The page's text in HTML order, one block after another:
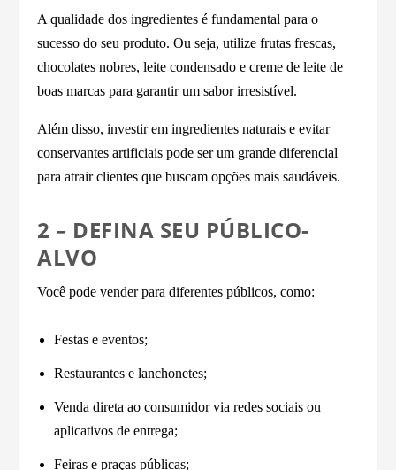
A qualidade dos ingredientes é fundamental para o
sucesso do seu produto. Ou seja, utilize frutas frescas,
chocolates nobres, leite condensado e creme de leite de
boas marcas para garantir um sabor irresistível.
Além disso, investir em ingredientes naturais e evitar
conservantes artificiais pode ser um grande diferencial
para atrair clientes que buscam opções mais saudáveis.
2 – DEFINA SEU PÚBLICO-
ALVO
Você pode vender para diferentes públicos, como:
Festas e eventos;
Restaurantes e lanchonetes;
Venda direta ao consumidor via redes sociais ou
aplicativos de entrega;
Feiras e praças públicas;